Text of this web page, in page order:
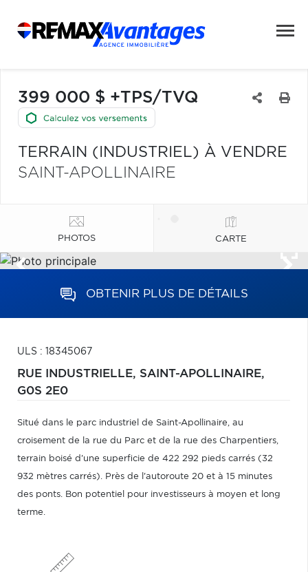
399 000 $ +TPS/TVQ
TERRAIN (INDUSTRIEL) À VENDRE
SAINT-APOLLINAIRE
PHOTOS CARTE
OBTENIR PLUS DE DÉTAILS
ULS : 18345067
RUE INDUSTRIELLE, SAINT-APOLLINAIRE,
G0S 2E0
Situé dans le parc industriel de Saint-Apollinaire, au
croisement de la rue du Parc et de la rue des Charpentiers,
terrain boisé d'une superficie de 422 292 pieds carrés (32
932 mètres carrés). Près de l'autoroute 20 et à 15 minutes
des ponts. Bon potentiel pour investisseurs à moyen et long
terme.